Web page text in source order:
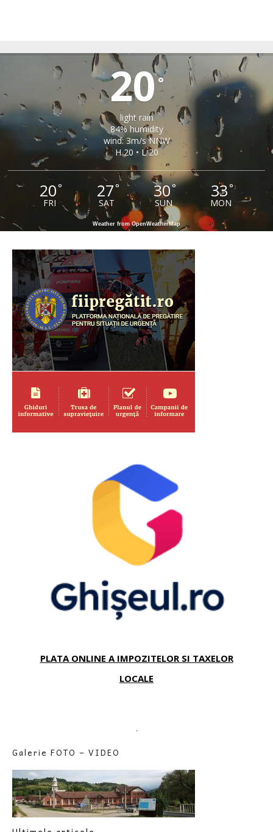
20°
light rain
84% humidity
wind: 3m/s NNW
H 20 • L 20
20°
FRI
27°
SAT
30°
SUN
33°
MON
Weather from OpenWeatherMap
PLATA ONLINE A IMPOZITELOR SI TAXELOR
LOCALE
.
Galerie FOTO – VIDEO